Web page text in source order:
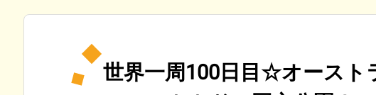
世界一周100日目☆オースト